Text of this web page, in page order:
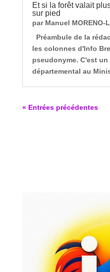
Et si la forêt valait
sur pied
par Manuel MORENO-
Préambule de la
les colonnes d'Info
pseudonyme. C'est
départemental au
« Entrées précédentes